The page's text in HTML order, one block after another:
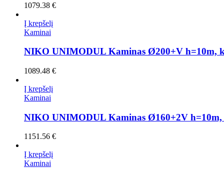
1079.38 €
Į krepšelį
Kaminai
NIKO UNIMODUL Kaminas Ø200+V h=10m,
1089.48 €
Į krepšelį
Kaminai
NIKO UNIMODUL Kaminas Ø160+2V h=10m,
1151.56 €
Į krepšelį
Kaminai